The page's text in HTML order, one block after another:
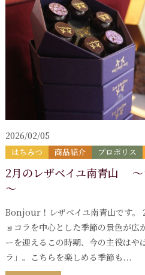
2026/02/05
はちみつ 商品紹介 プロポリス
2月のレザベイユ南青山 ～
～
Bonjour！レザベイユ南青山です。
ョコラを中心とした季節の景色が広
ーを迎えるこの時期、今の主役はや
ラ」。こちらを楽しめる季節も...